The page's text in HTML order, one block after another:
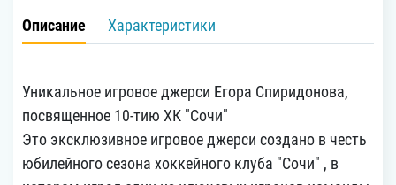
Описание Характеристики
Уникальное игровое джерси Егора Спиридонова,
посвященное 10-тию ХК "Сочи"
Это эксклюзивное игровое джерси создано в честь
юбилейного сезона хоккейного клуба "Сочи" , в